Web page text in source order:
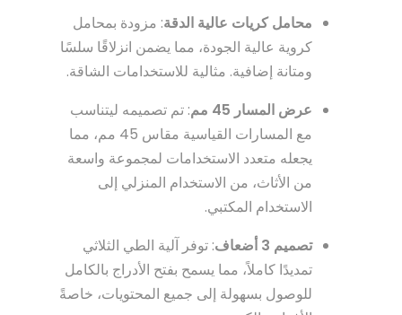
محامل كريات عالية الدقة: مزودة بمحامل
كروية عالية الجودة، مما يضمن انزلاقًا سلسًا
ومتانة إضافية. مثالية للاستخدامات الشاقة.
عرض المسار 45 مم
: تم تصميمه ليتناسب
مع المسارات القياسية مقاس 45 مم، مما
يجعله متعدد الاستخدامات لمجموعة واسعة
من الأثاث، من الاستخدام المنزلي إلى
الاستخدام المكتبي.
تصميم 3 أضعاف
: توفر آلية الطي الثلاثي
تمديدًا كاملاً، مما يسمح بفتح الأدراج بالكامل
للوصول بسهولة إلى جميع المحتويات، خاصةً